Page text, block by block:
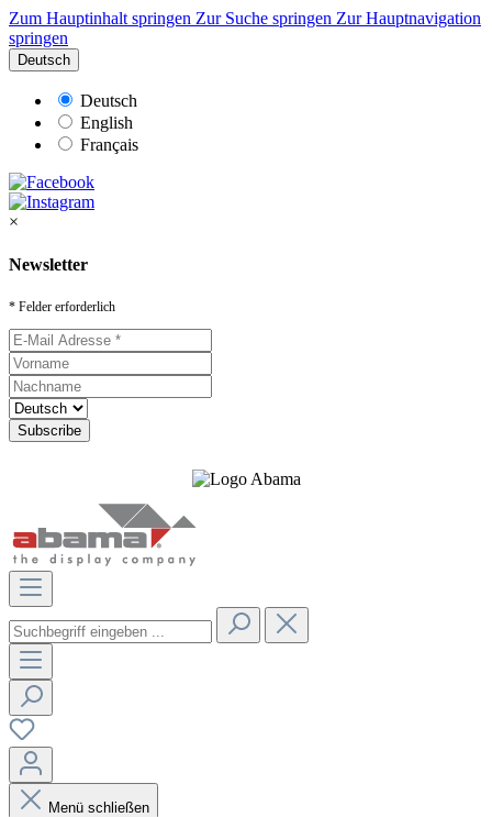
Zum Hauptinhalt springen Zur Suche springen Zur Hauptnavigation
springen
Deutsch
Deutsch
English
Français
×
Newsletter
* Felder erforderlich
Menü schließen